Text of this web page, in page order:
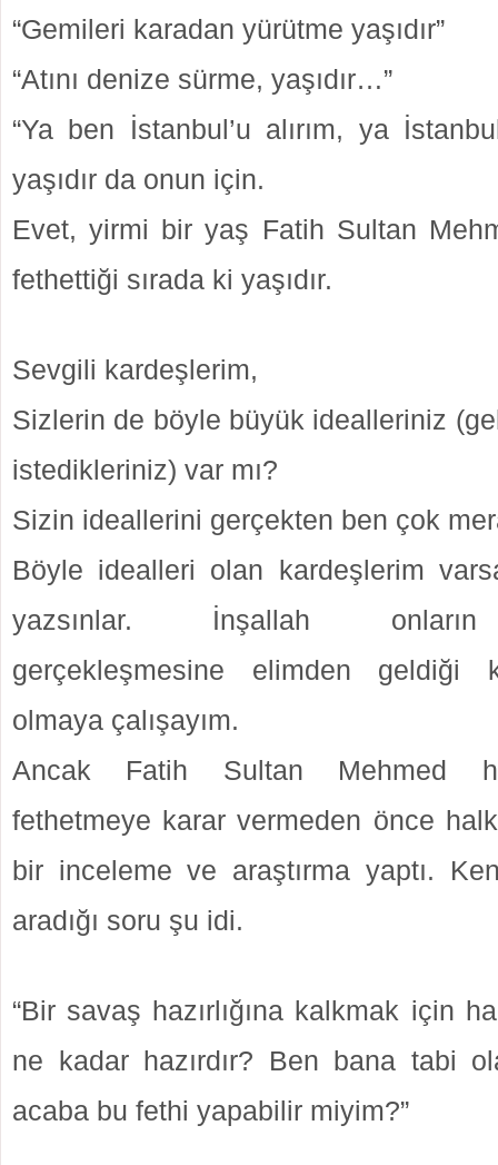
“Gemileri karadan yürütme yaşıdır”
“Atını denize sürme, yaşıdır…”
“Ya ben İstanbul’u alırım, ya
yaşıdır da onun için.
Evet, yirmi bir yaş Fatih Sultan
fethettiği sırada ki yaşıdır.
Sevgili kardeşlerim,
Sizlerin de böyle büyük idealleriniz
istedikleriniz) var mı?
Sizin ideallerini gerçekten ben çok
Böyle idealleri olan kardeşlerim
yazsınlar. İnşallah
gerçekleşmesine elimden geldiği
olmaya çalışayım.
Ancak Fatih Sultan Mehmed
fethetmeye karar vermeden önce
bir inceleme ve araştırma yaptı.
aradığı soru şu idi.
“Bir savaş hazırlığına kalkmak için
ne kadar hazırdır? Ben bana tabi
acaba bu fethi yapabilir miyim?”